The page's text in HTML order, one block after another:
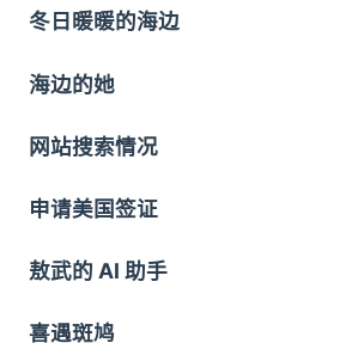
冬日暖暖的海边
海边的她
网站搜索情况
申请美国签证
敖武的 AI 助手
喜遇斑鸠